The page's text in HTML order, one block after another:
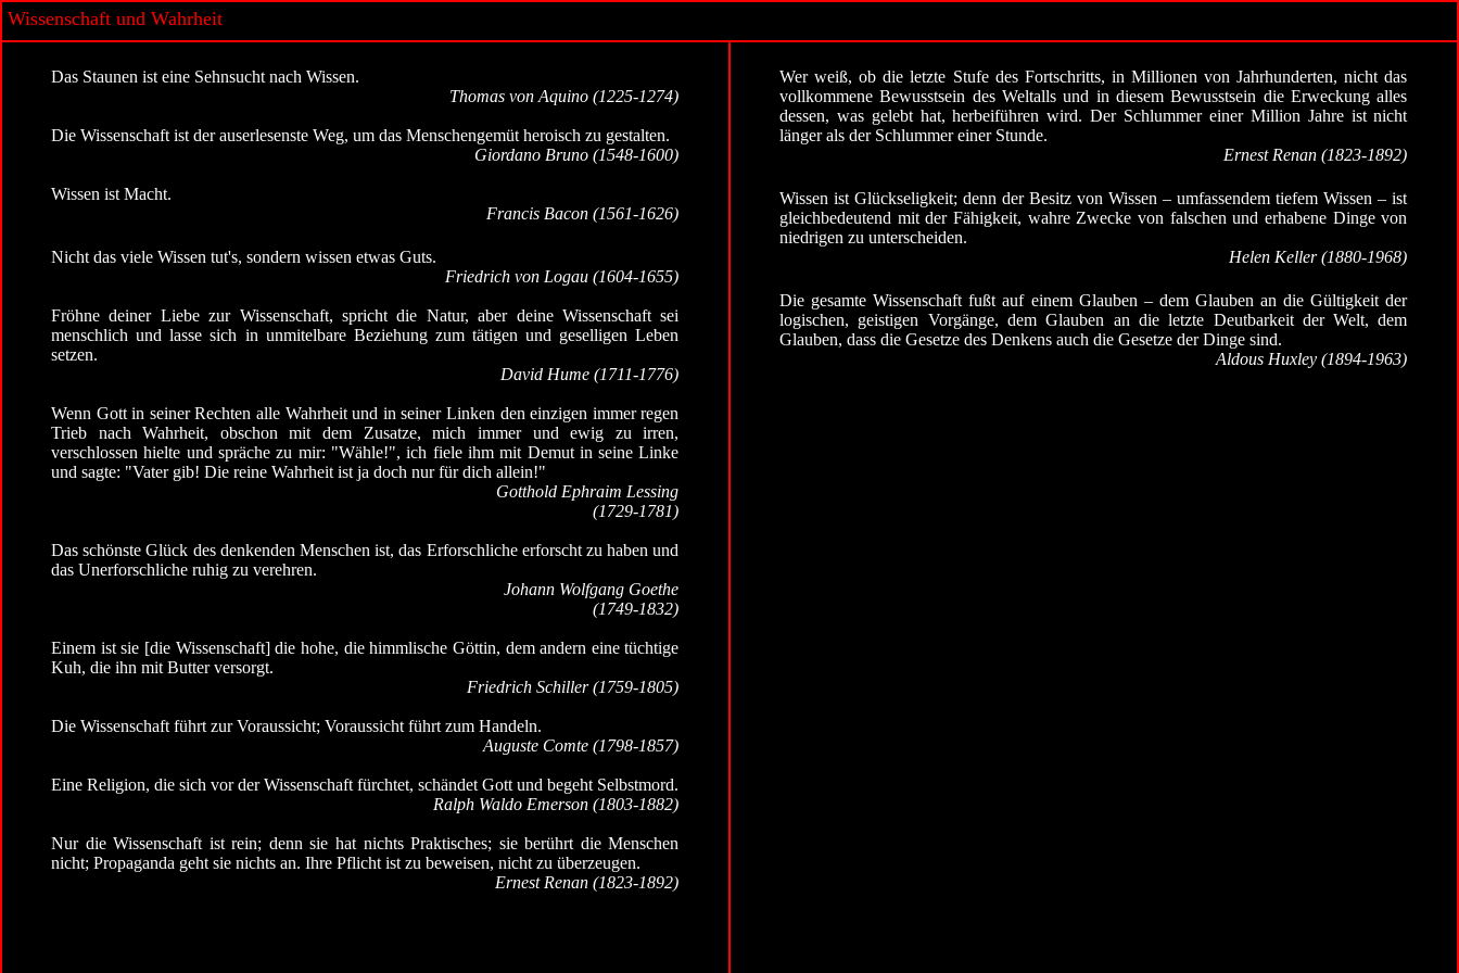
Wissenschaft und Wahrheit
Das Staunen ist eine Sehnsucht nach Wissen.
Thomas von Aquino (1225-1274)
Die Wissenschaft ist der auserlesenste Weg, um das Menschengemüt heroisch zu gestalten.
Giordano Bruno (1548-1600)
Wissen ist Macht.
Francis Bacon (1561-1626)
Nicht das viele Wissen tut's, sondern wissen etwas Guts.
Friedrich von Logau (1604-1655)
Fröhne deiner Liebe zur Wissenschaft, spricht die Natur, aber deine Wissenschaft sei
menschlich und lasse sich in unmitelbare Beziehung zum tätigen und geselligen Leben
setzen.
David Hume (1711-1776)
Wenn Gott in seiner Rechten alle Wahrheit und in seiner Linken den einzigen immer regen
Trieb nach Wahrheit, obschon mit dem Zusatze, mich immer und ewig zu irren,
verschlossen hielte und spräche zu mir: "Wähle!", ich fiele ihm mit Demut in seine Linke
und sagte: "Vater gib! Die reine Wahrheit ist ja doch nur für dich allein!"
Gotthold Ephraim Lessing
(1729-1781)
Das schönste Glück des denkenden Menschen ist, das Erforschliche erforscht zu haben und
das Unerforschliche ruhig zu verehren.
Johann Wolfgang Goethe
(1749-1832)
Einem ist sie [die Wissenschaft] die hohe, die himmlische Göttin, dem andern eine tüchtige
Kuh, die ihn mit Butter versorgt.
Friedrich Schiller (1759-1805)
Die Wissenschaft führt zur Voraussicht; Voraussicht führt zum Handeln.
Auguste Comte (1798-1857)
Eine Religion, die sich vor der Wissenschaft fürchtet, schändet Gott und begeht Selbstmord.
Ralph Waldo Emerson (1803-1882)
Nur die Wissenschaft ist rein; denn sie hat nichts Praktisches; sie berührt die Menschen
nicht; Propaganda geht sie nichts an. Ihre Pflicht ist zu beweisen, nicht zu überzeugen.
Ernest Renan (1823-1892)
Wer weiß, ob die letzte Stufe des Fortschritts, in Millionen von Jahrhunderten, nicht das
vollkommene Bewusstsein des Weltalls und in diesem Bewusstsein die Erweckung alles
dessen, was gelebt hat, herbeiführen wird. Der Schlummer einer Million Jahre ist nicht
länger als der Schlummer einer Stunde.
Ernest Renan (1823-1892)
Wissen ist Glückseligkeit; denn der Besitz von Wissen – umfassendem tiefem Wissen – ist
gleichbedeutend mit der Fähigkeit, wahre Zwecke von falschen und erhabene Dinge von
niedrigen zu unterscheiden.
Helen Keller (1880-1968)
Die gesamte Wissenschaft fußt auf einem Glauben – dem Glauben an die Gültigkeit der
logischen, geistigen Vorgänge, dem Glauben an die letzte Deutbarkeit der Welt, dem
Glauben, dass die Gesetze des Denkens auch die Gesetze der Dinge sind.
Aldous Huxley (1894-1963)